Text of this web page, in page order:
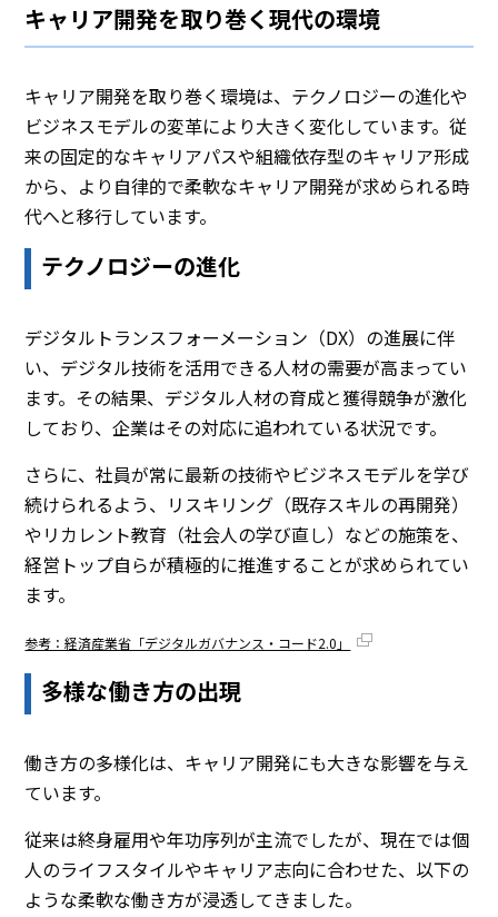
キャリア開発を取り巻く現代の環境
キャリア開発を取り巻く環境は、テクノロジーの進化や
ビジネスモデルの変革により大きく変化しています。従
来の固定的なキャリアパスや組織依存型のキャリア形成
から、より自律的で柔軟なキャリア開発が求められる時
代へと移行しています。
テクノロジーの進化
デジタルトランスフォーメーション（DX）の進展に伴
い、デジタル技術を活用できる人材の需要が高まってい
ます。その結果、デジタル人材の育成と獲得競争が激化
しており、企業はその対応に追われている状況です。
さらに、社員が常に最新の技術やビジネスモデルを学び
続けられるよう、リスキリング（既存スキルの再開発）
やリカレント教育（社会人の学び直し）などの施策を、
経営トップ自らが積極的に推進することが求められてい
ます。
参考：経済産業省「デジタルガバナンス・コード2.0」
多様な働き方の出現
働き方の多様化は、キャリア開発にも大きな影響を与え
ています。
従来は終身雇用や年功序列が主流でしたが、現在では個
人のライフスタイルやキャリア志向に合わせた、以下の
ような柔軟な働き方が浸透してきました。